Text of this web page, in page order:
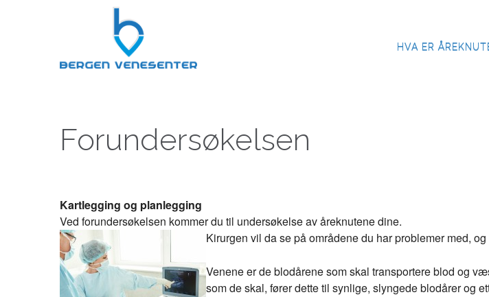
HVA ER
Forundersøkelsen
Kartlegging og planlegging
Ved forundersøkelsen kommer du til undersøkelse av åreknutene dine.
Kirurgen vil da se på områdene du har problemer med,
Venene er de blodårene som skal transportere blod og
som de skal, fører dette til synlige, slyngede blodårer og